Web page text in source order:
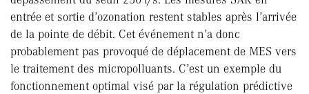
entrée et sortie d’ozonation restent stables après l’arrivée
de la pointe de débit. Cet événement n’a donc
probablement pas provoqué de déplacement de MES vers
le traitement des micropolluants. C’est un exemple du
fonctionnement optimal visé par la régulation prédictive